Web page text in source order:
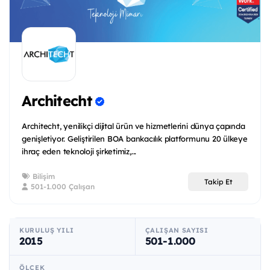
Architecht
Architecht, yenilikçi dijital ürün ve hizmetlerini dünya çapında
genişletiyor. Geliştirilen BOA bankacılık platformunu 20 ülkeye
ihraç eden teknoloji şirketimiz,...
Bilişim
501-1.000 Çalışan
Takip Et
KURULUŞ YILI
2015
ÇALIŞAN SAYISI
501-1.000
ÖLÇEK